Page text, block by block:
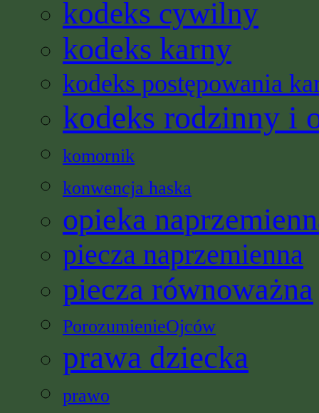
kodeks cywilny
kodeks karny
kodeks postępowania
kodeks rodzinny i
komornik
konwencja haska
opieka
piecza naprzemienna
piecza równoważna
PorozumienieOjców
prawa dziecka
prawo